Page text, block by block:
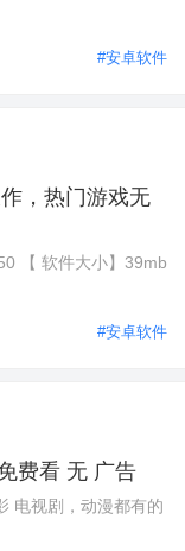
#安卓软件
，热门游戏无
【 软件大小】39mb
#安卓软件
费看 无 广告
电视剧，动漫都有的